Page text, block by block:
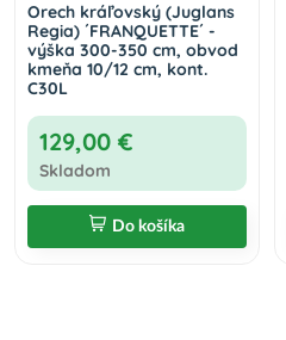
Orech kráľovský (Juglans
Regia) ´FRANQUETTE´ -
výška 300-350 cm, obvod
kmeňa 10/12 cm, kont.
C30L
129,00 €
Skladom
Do košíka